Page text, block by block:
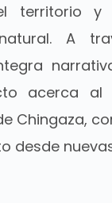
territorio y
A
acerca
Chingaza,
desde